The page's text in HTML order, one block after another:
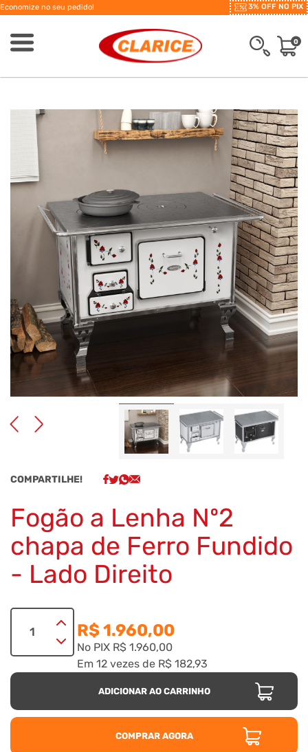
Economize no seu pedido! 3% OFF NO PIX
0
COMPARTILHE!
Fogão a Lenha Nº2
chapa de Ferro Fundido
- Lado Direito
R$ 1.960,00
No PIX R$ 1.960,00
Em 12 vezes de R$ 182,93
ADICIONAR AO CARRINHO
COMPRAR AGORA